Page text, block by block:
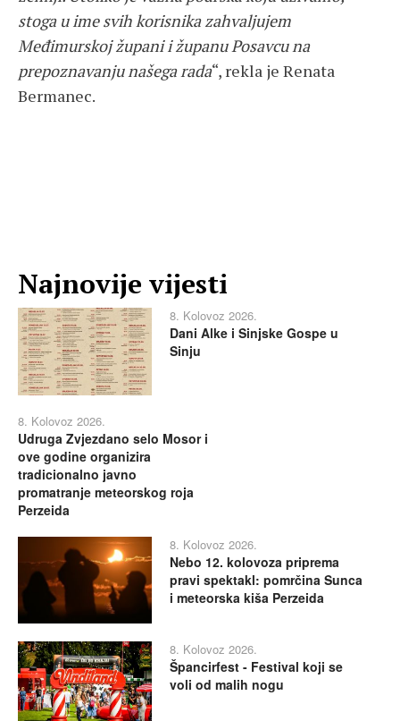
stoga u ime svih korisnika zahvaljujem
Međimurskoj župani i županu Posavcu na
prepoznavanju našega rada“, rekla je Renata
Bermanec.
Najnovije vijesti
8. Kolovoz 2026.
Dani Alke i Sinjske Gospe u
Sinju
8. Kolovoz 2026.
Udruga Zvjezdano selo Mosor i
ove godine organizira
tradicionalno javno
promatranje meteorskog roja
Perzeida
8. Kolovoz 2026.
Nebo 12. kolovoza priprema
pravi spektakl: pomrčina Sunca
i meteorska kiša Perzeida
8. Kolovoz 2026.
Špancirfest - Festival koji se
voli od malih nogu